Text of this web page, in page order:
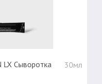
LX Сыворотка
30мл